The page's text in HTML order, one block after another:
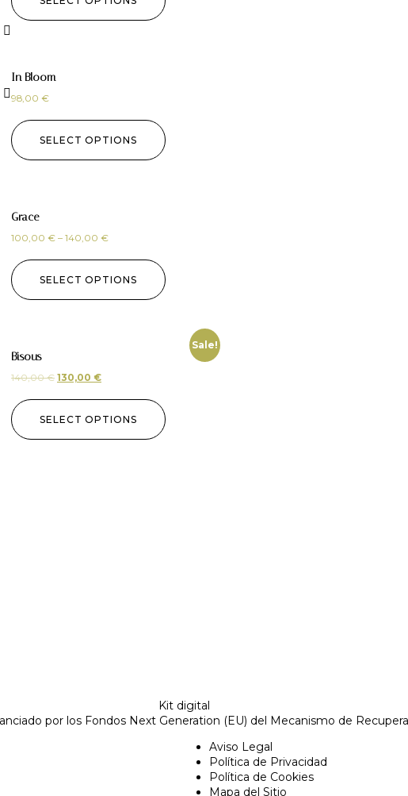
In Bloom
98,00 €
SELECT OPTIONS
Grace
100,00 €– 140,00 €
SELECT OPTIONS
Sale!
Bisous
140,00€ 130,00 €
SELECT OPTIONS
por los Fondos Next Generation (EU) del Mecanismo de
Aviso Legal
Política de Privacidad
Política de Cookies
Mapa del Sitio